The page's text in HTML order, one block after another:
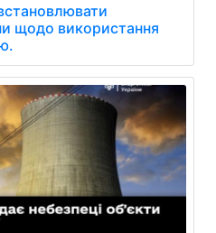
щодо використання